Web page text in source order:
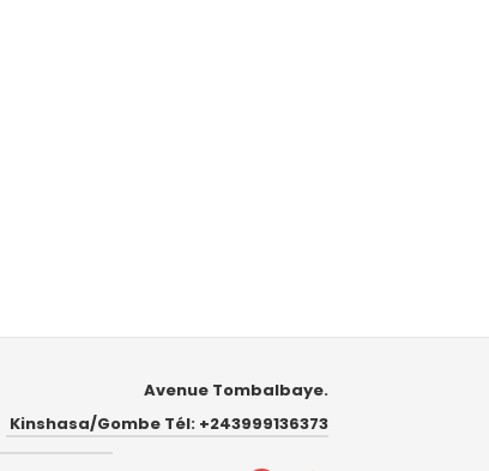
Avenue Tombalbaye.
Kinshasa/Gombe Tél: +243999136373